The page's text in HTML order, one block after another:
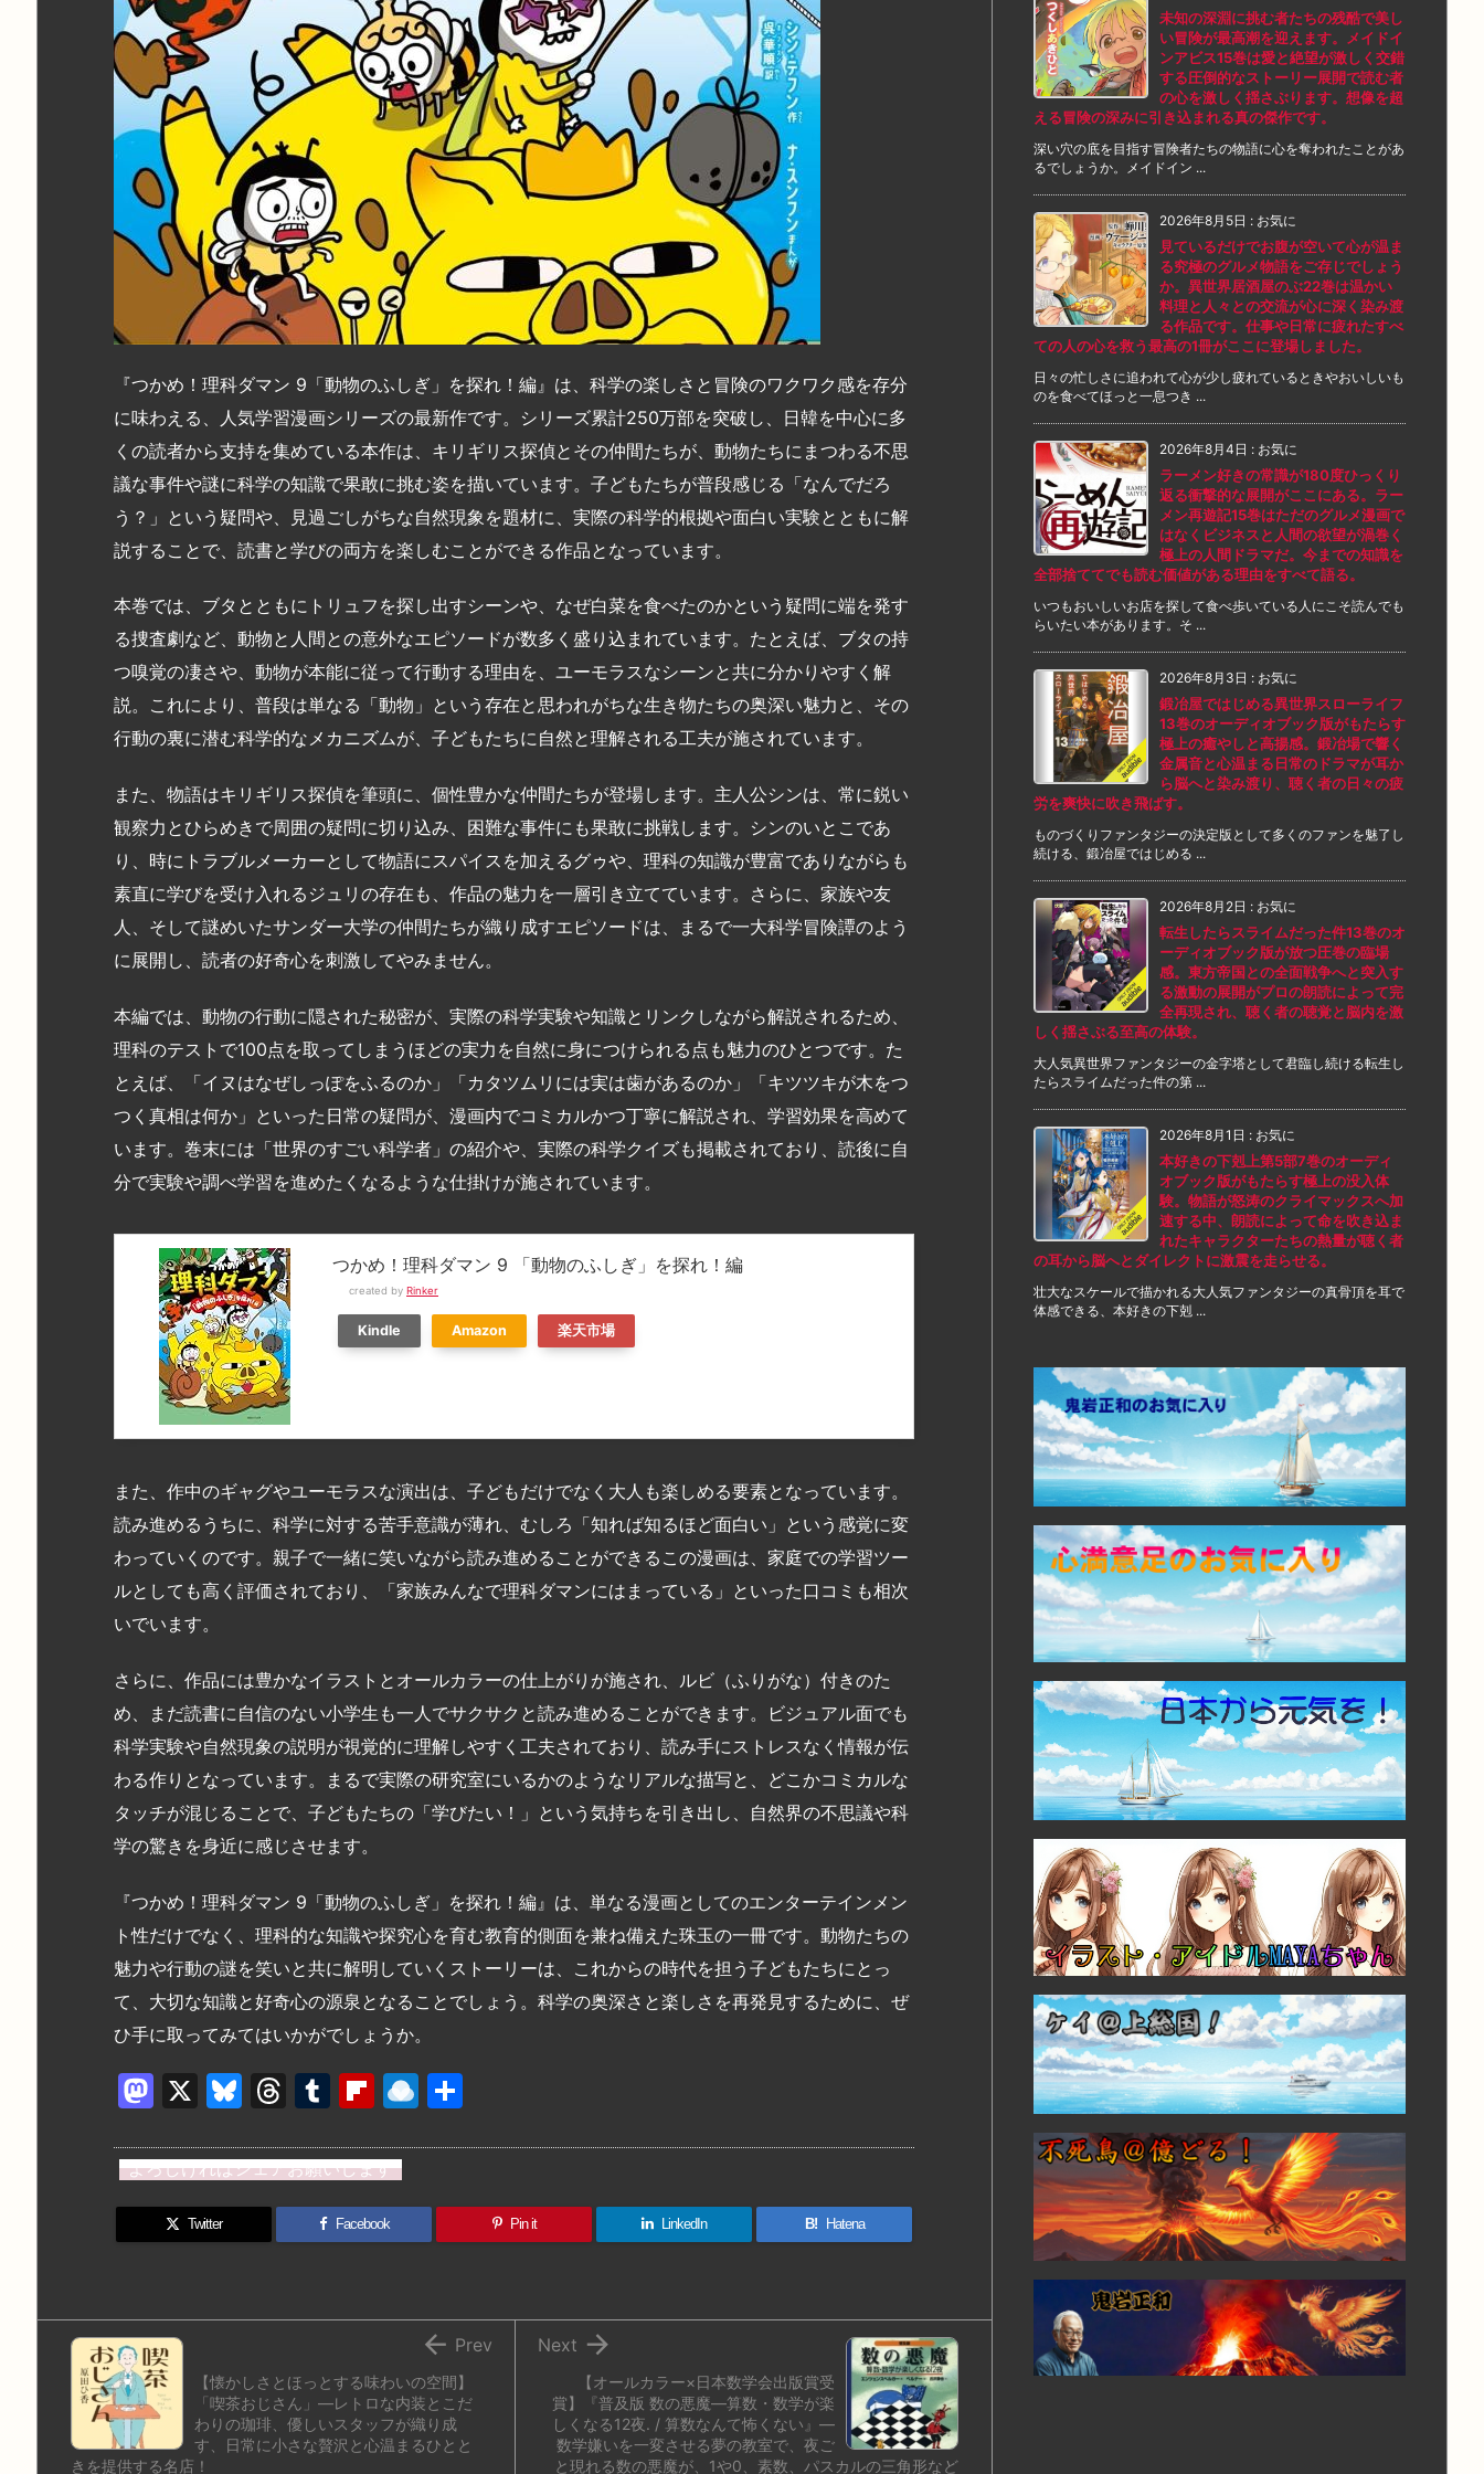
『つかめ！理科ダマン 9「動物のふしぎ」を探れ！編』は、科学の楽しさと冒険のワクワク感を存分
に味わえる、人気学習漫画シリーズの最新作です。シリーズ累計250万部を突破し、日韓を中心に多
くの読者から支持を集めている本作は、キリギリス探偵とその仲間たちが、動物たちにまつわる不思
議な事件や謎に科学の知識で果敢に挑む姿を描いています。子どもたちが普段感じる「なんでだろ
う？」という疑問や、見過ごしがちな自然現象を題材に、実際の科学的根拠や面白い実験とともに解
説することで、読書と学びの両方を楽しむことができる作品となっています。
本巻では、ブタとともにトリュフを探し出すシーンや、なぜ白菜を食べたのかという疑問に端を発す
る捜査劇など、動物と人間との意外なエピソードが数多く盛り込まれています。たとえば、ブタの持
つ嗅覚の凄さや、動物が本能に従って行動する理由を、ユーモラスなシーンと共に分かりやすく解
説。これにより、普段は単なる「動物」という存在と思われがちな生き物たちの奥深い魅力と、その
行動の裏に潜む科学的なメカニズムが、子どもたちに自然と理解される工夫が施されています。
また、物語はキリギリス探偵を筆頭に、個性豊かな仲間たちが登場します。主人公シンは、常に鋭い
観察力とひらめきで周囲の疑問に切り込み、困難な事件にも果敢に挑戦します。シンのいとこであ
り、時にトラブルメーカーとして物語にスパイスを加えるグゥや、理科の知識が豊富でありながらも
素直に学びを受け入れるジュリの存在も、作品の魅力を一層引き立てています。さらに、家族や友
人、そして謎めいたサンダー大学の仲間たちが織り成すエピソードは、まるで一大科学冒険譚のよう
に展開し、読者の好奇心を刺激してやみません。
本編では、動物の行動に隠された秘密が、実際の科学実験や知識とリンクしながら解説されるため、
理科のテストで100点を取ってしまうほどの実力を自然に身につけられる点も魅力のひとつです。た
とえば、「イヌはなぜしっぽをふるのか」「カタツムリには実は歯があるのか」「キツツキが木をつ
つく真相は何か」といった日常の疑問が、漫画内でコミカルかつ丁寧に解説され、学習効果を高めて
います。巻末には「世界のすごい科学者」の紹介や、実際の科学クイズも掲載されており、読後に自
分で実験や調べ学習を進めたくなるような仕掛けが施されています。
つかめ！理科ダマン 9 「動物のふしぎ」を探れ！編
created by Rinker
Kindle Amazon 楽天市場
また、作中のギャグやユーモラスな演出は、子どもだけでなく大人も楽しめる要素となっています。
読み進めるうちに、科学に対する苦手意識が薄れ、むしろ「知れば知るほど面白い」という感覚に変
わっていくのです。親子で一緒に笑いながら読み進めることができるこの漫画は、家庭での学習ツー
ルとしても高く評価されており、「家族みんなで理科ダマンにはまっている」といった口コミも相次
いでいます。
さらに、作品には豊かなイラストとオールカラーの仕上がりが施され、ルビ（ふりがな）付きのた
め、まだ読書に自信のない小学生も一人でサクサクと読み進めることができます。ビジュアル面でも
科学実験や自然現象の説明が視覚的に理解しやすく工夫されており、読み手にストレスなく情報が伝
わる作りとなっています。まるで実際の研究室にいるかのようなリアルな描写と、どこかコミカルな
タッチが混じることで、子どもたちの「学びたい！」という気持ちを引き出し、自然界の不思議や科
学の驚きを身近に感じさせます。
『つかめ！理科ダマン 9「動物のふしぎ」を探れ！編』は、単なる漫画としてのエンターテインメン
ト性だけでなく、理科的な知識や探究心を育む教育的側面を兼ね備えた珠玉の一冊です。動物たちの
魅力や行動の謎を笑いと共に解明していくストーリーは、これからの時代を担う子どもたちにとっ
て、大切な知識と好奇心の源泉となることでしょう。科学の奥深さと楽しさを再発見するために、ぜ
ひ手に取ってみてはいかがでしょうか。
M
st
o
d
X
Bl
e
s
k
T
e
a
d
T
m
bl
r
Fl
b
o
ar
R
n
dr
o
よろしければシェアお願いします
Twitter Facebook Pin it LinkedIn B! Hatena
【オールカラー×日本数学会出版賞受
賞】『普及版 数の悪魔―算数・数学が楽
しくなる12夜. / 算数なんて怖くない』―
数学嫌いを一変させる夢の教室で、夜ご
と現れる数の悪魔が、1や0、素数、パスカルの三角形など

Next
【懐かしさとほっとする味わいの空間】
「喫茶おじさん」―レトロな内装とこだ
わりの珈琲、優しいスタッフが織り成
す、日常に小さな贅沢と心温まるひとと
きを提供する名店！
 Prev
未知の深淵に挑む者たちの残酷で美し
い冒険が最高潮を迎えます。メイドイ
ンアビス15巻は愛と絶望が激しく交錯
する圧倒的なストーリー展開で読む者
の心を激しく揺さぶります。想像を超
える冒険の深みに引き込まれる真の傑作です。
深い穴の底を目指す冒険者たちの物語に心を奪われたことがあ
るでしょうか。メイドイン ...
2026年8月5日 : お気に
見ているだけでお腹が空いて心が温ま
る究極のグルメ物語をご存じでしょう
か。異世界居酒屋のぶ22巻は温かい
料理と人々との交流が心に深く染み渡
る作品です。仕事や日常に疲れたすべ
ての人の心を救う最高の1冊がここに登場しました。
日々の忙しさに追われて心が少し疲れているときやおいしいも
のを食べてほっと一息つき ...
2026年8月4日 : お気に
ラーメン好きの常識が180度ひっくり
返る衝撃的な展開がここにある。ラー
メン再遊記15巻はただのグルメ漫画で
はなくビジネスと人間の欲望が渦巻く
極上の人間ドラマだ。今までの知識を
全部捨ててでも読む価値がある理由をすべて語る。
いつもおいしいお店を探して食べ歩いている人にこそ読んでも
らいたい本があります。そ ...
2026年8月3日 : お気に
鍛冶屋ではじめる異世界スローライフ
13巻のオーディオブック版がもたらす
極上の癒やしと高揚感。鍛冶場で響く
金属音と心温まる日常のドラマが耳か
ら脳へと染み渡り、聴く者の日々の疲
労を爽快に吹き飛ばす。
ものづくりファンタジーの決定版として多くのファンを魅了し
続ける、鍛冶屋ではじめる ...
2026年8月2日 : お気に
転生したらスライムだった件13巻のオ
ーディオブック版が放つ圧巻の臨場
感。東方帝国との全面戦争へと突入す
る激動の展開がプロの朗読によって完
全再現され、聴く者の聴覚と脳内を激
しく揺さぶる至高の体験。
大人気異世界ファンタジーの金字塔として君臨し続ける転生し
たらスライムだった件の第 ...
2026年8月1日 : お気に
本好きの下剋上第5部7巻のオーディ
オブック版がもたらす極上の没入体
験。物語が怒涛のクライマックスへ加
速する中、朗読によって命を吹き込ま
れたキャラクターたちの熱量が聴く者
の耳から脳へとダイレクトに激震を走らせる。
壮大なスケールで描かれる大人気ファンタジーの真骨頂を耳で
体感できる、本好きの下剋 ...